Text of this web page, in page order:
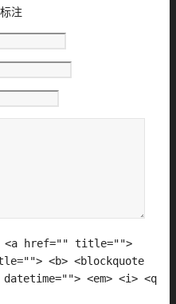
标注
<a href="" title="">
<b> <blockquote
<em> <i> <q